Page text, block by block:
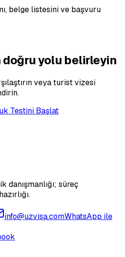
belge listesini ve başvuru
yolu belirleyin
veya turist vizesi
Testini Başlat
danışmanlığı; süreç
info@uzvisa.comWhatsApp ile